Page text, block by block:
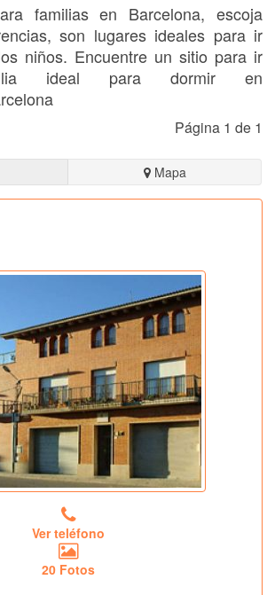
familias en Barcelona, escoja
son lugares ideales para ir
niños. Encuentre un sitio para ir
ideal para dormir en
Página 1 de 1
Mapa
Ver teléfono
20 Fotos